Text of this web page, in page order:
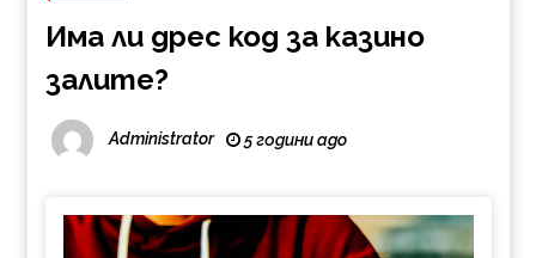
Има ли дрес код за казино
залите?
Administrator 5 години ago